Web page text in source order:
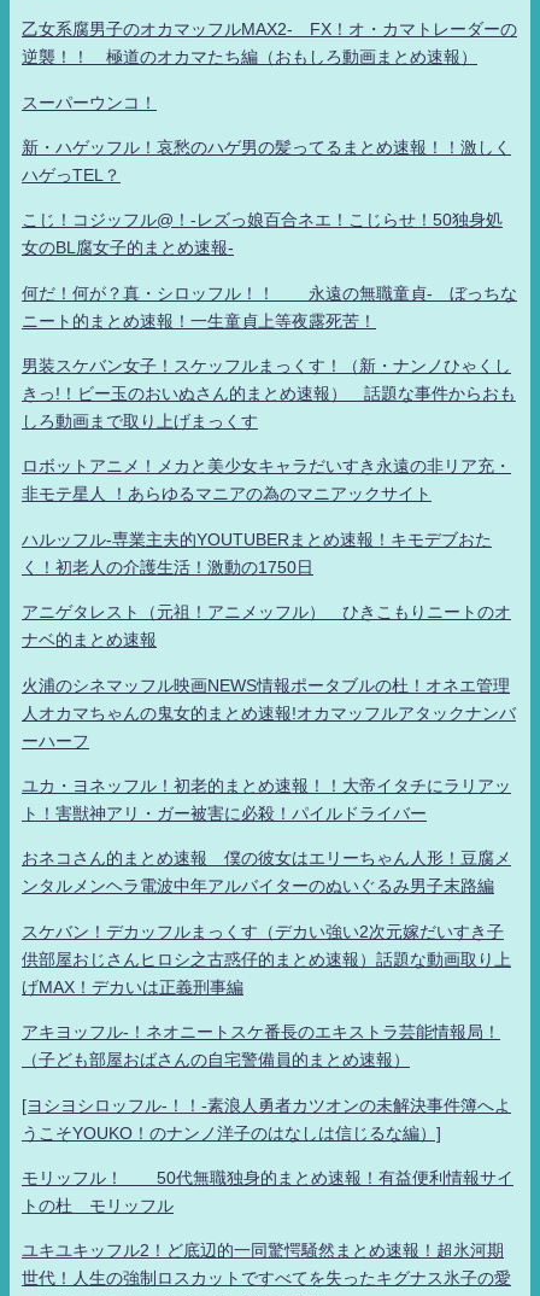
乙女系腐男子のオカマッフルMAX2- FX！オ・カマトレーダーの
逆襲！！ 極道のオカマたち編（おもしろ動画まとめ速報）
スーパーウンコ！
新・ハゲッフル！哀愁のハゲ男の髪ってるまとめ速報！！激しく
ハゲっTEL？
こじ！コジッフル@！-レズっ娘百合ネエ！こじらせ！50独身処
女のBL腐女子的まとめ速報-
何だ！何が？真・シロッフル！！ 永遠の無職童貞- ぼっちな
ニート的まとめ速報！一生童貞上等夜露死苦！
男装スケバン女子！スケッフルまっくす！（新・ナンノひゃくし
きっ!！ビー玉のおいぬさん的まとめ速報） 話題な事件からおも
しろ動画まで取り上げまっくす
ロボットアニメ！メカと美少女キャラだいすき永遠の非リア充・
非モテ星人 ！あらゆるマニアの為のマニアックサイト
ハルッフル-専業主夫的YOUTUBERまとめ速報！キモデブおた
く！初老人の介護生活！激動の1750日
アニゲタレスト（元祖！アニメッフル） ひきこもりニートのオ
ナベ的まとめ速報
火浦のシネマッフル映画NEWS情報ポータブルの杜！オネエ管理
人オカマちゃんの鬼女的まとめ速報!オカマッフルアタックナンバ
ーハーフ
ユカ・ヨネッフル！初老的まとめ速報！！大帝イタチにラリアッ
ト！害獣神アリ・ガー被害に必殺！パイルドライバー
おネコさん的まとめ速報 僕の彼女はエリーちゃん人形！豆腐メ
ンタルメンヘラ電波中年アルバイターのぬいぐるみ男子末路編
スケバン！デカッフルまっくす（デカい強い2次元嫁だいすき子
供部屋おじさんヒロシ之古惑仔的まとめ速報）話題な動画取り上
げMAX！デカいは正義刑事編
アキヨッフル-！ネオニートスケ番長のエキストラ芸能情報局！
（子ども部屋おばさんの自宅警備員的まとめ速報）
[ヨシヨシロッフル-！！-素浪人勇者カツオンの未解決事件簿へよ
うこそYOUKO！のナンノ洋子のはなしは信じるな編）]
モリッフル！ 50代無職独身的まとめ速報！有益便利情報サイ
トの杜 モリッフル
ユキユキッフル2！ど底辺的一同驚愕騒然まとめ速報！超氷河期
世代！人生の強制ロスカットですべてを失ったキグナス氷子の愛